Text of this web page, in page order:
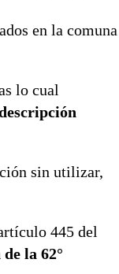
en la comuna
lo cual
sin utilizar,
445 del
la 62°